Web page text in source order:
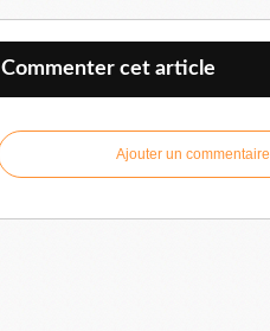
Commenter cet article
Ajouter un commentaire